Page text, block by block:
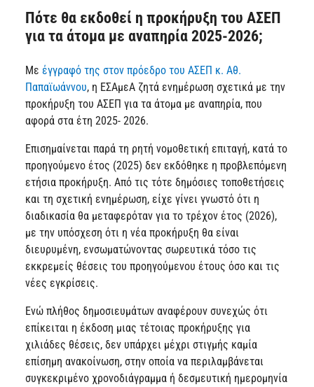
Πότε θα εκδοθεί η προκήρυξη του ΑΣΕΠ
για τα άτομα με αναπηρία 2025-2026;
Με έγγραφό της στον πρόεδρο του ΑΣΕΠ κ. Αθ.
Παπαϊωάννου, η ΕΣΑμεΑ ζητά ενημέρωση σχετικά με την
προκήρυξη του ΑΣΕΠ για τα άτομα με αναπηρία, που
αφορά στα έτη 2025- 2026.
Επισημαίνεται παρά τη ρητή νομοθετική επιταγή, κατά το
προηγούμενο έτος (2025) δεν εκδόθηκε η προβλεπόμενη
ετήσια προκήρυξη. Από τις τότε δημόσιες τοποθετήσεις
και τη σχετική ενημέρωση, είχε γίνει γνωστό ότι η
διαδικασία θα μεταφερόταν για το τρέχον έτος (2026),
με την υπόσχεση ότι η νέα προκήρυξη θα είναι
διευρυμένη, ενσωματώνοντας σωρευτικά τόσο τις
εκκρεμείς θέσεις του προηγούμενου έτους όσο και τις
νέες εγκρίσεις.
Ενώ πλήθος δημοσιευμάτων αναφέρουν συνεχώς ότι
επίκειται η έκδοση μιας τέτοιας προκήρυξης για
χιλιάδες θέσεις, δεν υπάρχει μέχρι στιγμής καμία
επίσημη ανακοίνωση, στην οποία να περιλαμβάνεται
συγκεκριμένο χρονοδιάγραμμα ή δεσμευτική ημερομηνία